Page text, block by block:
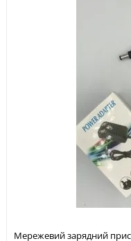
Мережевий зарядний